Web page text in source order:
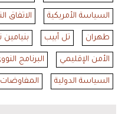
السياسة الأمريكية الاتفاق
طهران تل أبيب بنيامين
الأمن الإقليمي البرنامج
السياسة الدولية